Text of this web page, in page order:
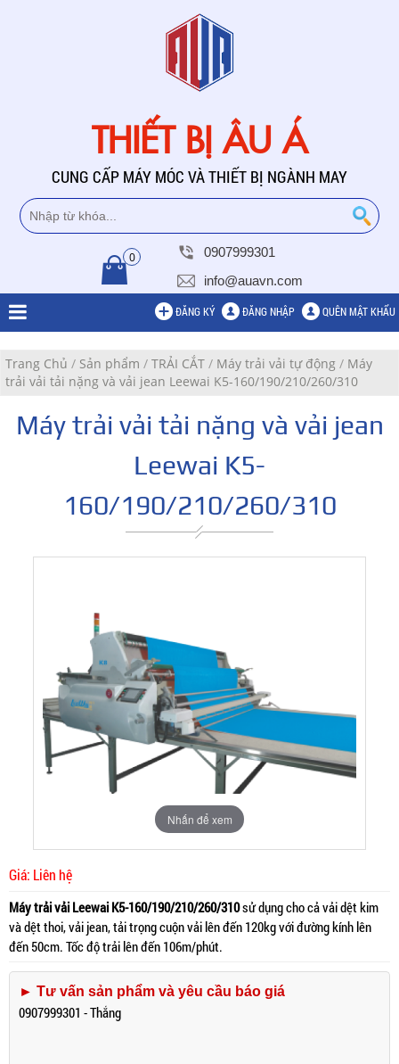
THIẾT BỊ ÂU Á
CUNG CẤP MÁY MÓC VÀ THIẾT BỊ NGÀNH MAY
0
0907999301
info@auavn.com
ĐĂNG KÝ ĐĂNG NHẬP QUÊN MẬT KHẨU
Trang Chủ / Sản phẩm / TRẢI CẮT / Máy trải vải tự động / Máy
trải vải tải nặng và vải jean Leewai K5-160/190/210/260/310
Máy trải vải tải nặng và vải jean
Leewai K5-
160/190/210/260/310
Nhấn để xem
Giá: Liên hệ
Máy trải vải Leewai K5-160/190/210/260/310sử dụng cho cả vải dệt kim
và dệt thoi, vải jean, tải trọng cuộn vải lên đến 120kg với đường kính lên
đến 50cm. Tốc độ trải lên đến 106m/phút.
► Tư vấn sản phẩm và yêu cầu báo giá
0907999301 - Thắng